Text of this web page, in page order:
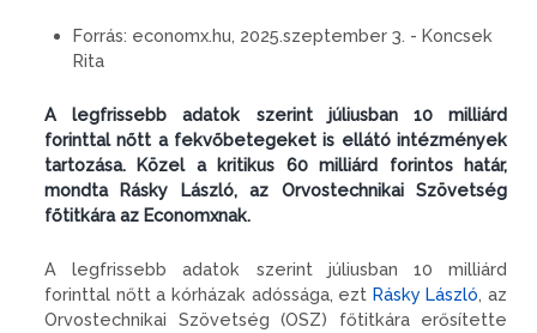
Forrás: economx.hu, 2025.szeptember 3. - Koncsek
Rita
A legfrissebb adatok szerint júliusban 10 milliárd
forinttal nőtt a fekvőbetegeket is ellátó intézmények
tartozása. Közel a kritikus 60 milliárd forintos határ,
mondta Rásky László, az Orvostechnikai Szövetség
főtitkára az Economxnak.
A legfrissebb adatok szerint júliusban 10 milliárd
forinttal nőtt a kórházak adóssága, ezt Rásky László, az
Orvostechnikai Szövetség (OSZ) főtitkára erősítette